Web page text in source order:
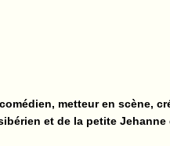
metteur en scène,
et de la petite Jehanne